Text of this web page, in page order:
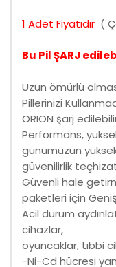
1 Adet Fiyatıdır (
Bu Pil ŞARJ
Uzun ömürlü
Pillerinizi
ORION şarj
Performans,
günümüzün
güvenilirlik
Güvenli hale
paketleri için
Acil durum
cihazlar,
oyuncaklar, tıbbi
-Ni-Cd hücresi